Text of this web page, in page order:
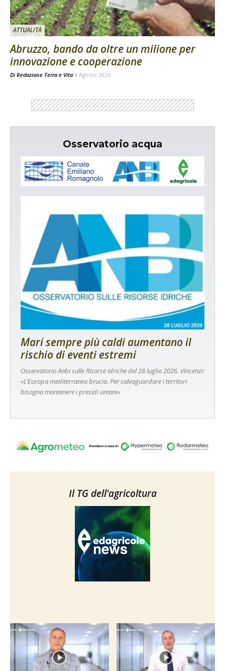
ATTUALITÀ
Abruzzo, bando da oltre un milione per
innovazione e cooperazione
Di Redazione Terra e Vita 4 Agosto 2026
Osservatorio acqua
Mari sempre più caldi aumentano il
rischio di eventi estremi
Osservatorio Anbi sulle Risorse idriche del 28 luglio 2026. Vincenzi:
«L’Europa mediterranea brucia. Per salvaguardare i territori
bisogna mantenere i presidi umani»
Il TG dell'agricoltura